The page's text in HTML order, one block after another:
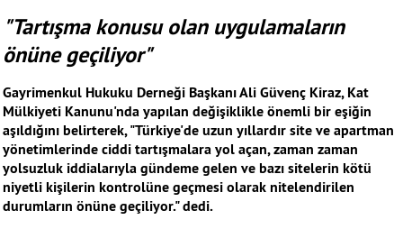
"Tartışma konusu olan uygulamaların
önüne geçiliyor"
Gayrimenkul Hukuku Derneği Başkanı Ali Güvenç Kiraz, Kat
Mülkiyeti Kanunu'nda yapılan değişiklikle önemli bir eşiğin
aşıldığını belirterek, "Türkiye'de uzun yıllardır site ve apartman
yönetimlerinde ciddi tartışmalara yol açan, zaman zaman
yolsuzluk iddialarıyla gündeme gelen ve bazı sitelerin kötü
niyetli kişilerin kontrolüne geçmesi olarak nitelendirilen
durumların önüne geçiliyor." dedi.